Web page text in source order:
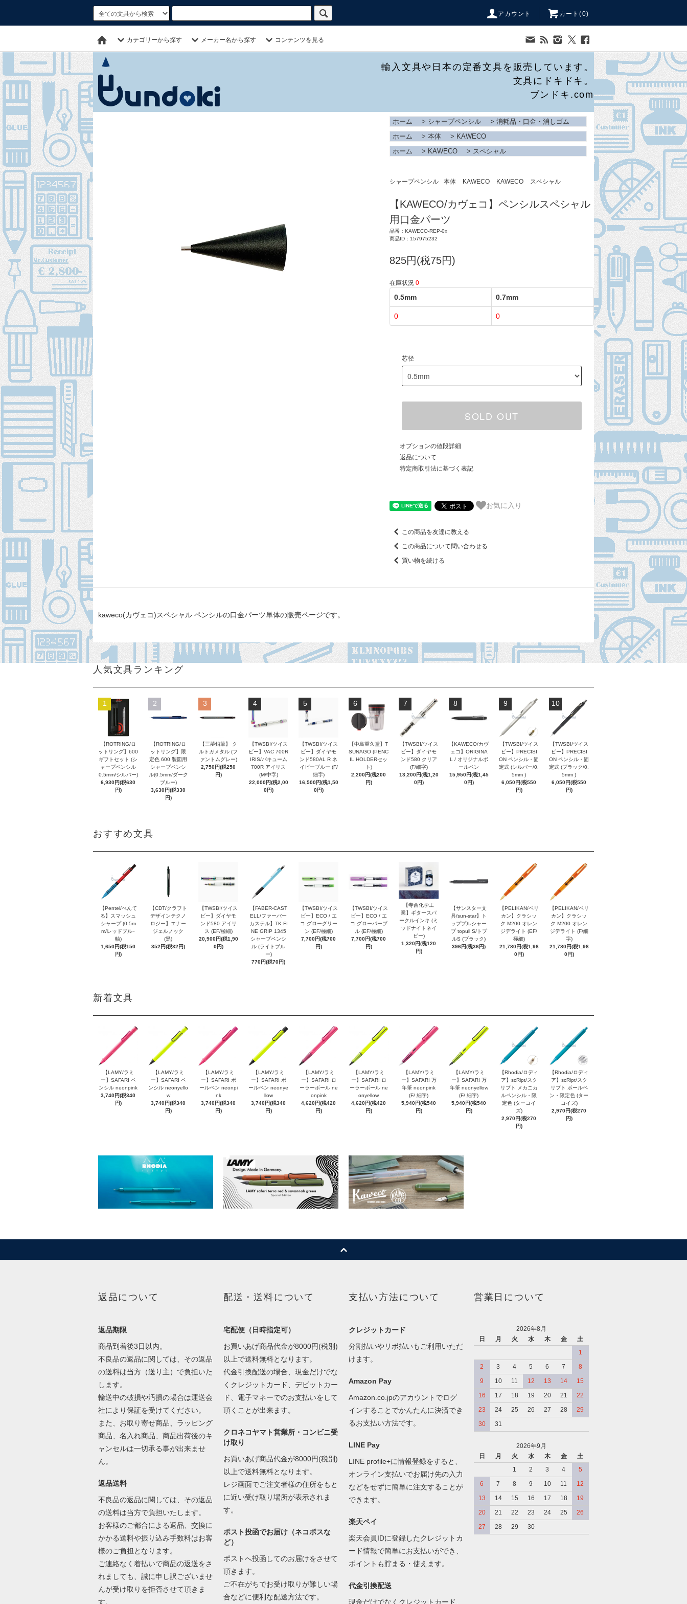
アカウント カート(0)
カテゴリーから探す メーカー名から探す コンテンツを見る
輸入文具や日本の定番文具を販売しています。
文具にドキドキ。
ブンドキ.com
ホーム > シャープペンシル > 消耗品・口金・消しゴム
ホーム
> 本体 > KAWECO
ホーム
> KAWECO > スペシャル
シャープペンシル 本体 KAWECO KAWECO スペシャル
【KAWECO/カヴェコ】ペンシルスペシャル
用口金パーツ
品番：KAWECO-REP-0x
商品ID：157975232
825円(税75円)
在庫状況 0
0.5mm 0.7mm
0 0
芯径
SOLD OUT
オプションの値段詳細
返品について
特定商取引法に基づく表記
お気に入り
この商品を友達に教える
この商品について問い合わせる
買い物を続ける
kaweco(カヴェコ)スペシャル ペンシルの口金パーツ単体の販売ページです。
人気文具ランキング
1
【ROTRING/ロ
ットリング】600
ギフトセット (シ
ャープペンシル
0.5mm/シルバー)
6,930円(税630
円)
2
【ROTRING/ロ
ットリング】限
定色 600 製図用
シャープペンシ
ル(0.5mm/ダーク
ブルー)
3,630円(税330
円)
3
【三菱鉛筆】 ク
ルトガメタル (フ
ァントムグレー)
2,750円(税250
円)
4
【TWSBI/ツイス
ビー】VAC 700R
IRIS/バキューム
700R アイリス
(M/中字)
22,000円(税2,00
0円)
5
【TWSBI/ツイス
ビー】ダイヤモ
ンド580AL R ネ
イビーブルー (F/
細字)
16,500円(税1,50
0円)
6
【中島重久堂】T
SUNAGO (PENC
IL HOLDERセッ
ト)
2,200円(税200
円)
7
【TWSBI/ツイス
ビー】ダイヤモ
ンド580 クリア
(F/細字)
13,200円(税1,20
0円)
8
【KAWECO/カヴ
ェコ】ORIGINA
L / オリジナルボ
ールペン
15,950円(税1,45
0円)
9
【TWSBI/ツイス
ビー】PRECISI
ON ペンシル・固
定式 (シルバー/0.
5mm )
6,050円(税550
円)
10
【TWSBI/ツイス
ビー】PRECISI
ON ペンシル・固
定式 (ブラック/0.
5mm )
6,050円(税550
円)
おすすめ文具
【Pentel/ぺんて
る】スマッシュ
シャープ (0.5m
m/レッドブルｰ
軸)
1,650円(税150
円)
【CDT/クラフト
デザインテクノ
ロジー】エナー
ジェルノック
(黒)
352円(税32円)
【TWSBI/ツイス
ビー】ダイヤモ
ンド580 アイリ
ス (EF/極細)
20,900円(税1,90
0円)
【FABER-CAST
ELL/ファーバー
カステル】TK-FI
NE GRIP 1345
シャープペンシ
ル (ライトブル
ー)
770円(税70円)
【TWSBI/ツイス
ビー】ECO / エ
コ グローグリー
ン (EF/極細)
7,700円(税700
円)
【TWSBI/ツイス
ビー】ECO / エ
コ グローパープ
ル (EF/極細)
7,700円(税700
円)
【寺西化学工
業】ギタースパ
ークルインキ (ミ
ッドナイトネイ
ビー)
1,320円(税120
円)
【サンスター文
具/sun-star】ト
ッププルシャー
プ topull S/トプ
ルS (ブラック)
396円(税36円)
【PELIKAN/ペリ
カン】クラシッ
ク M200 オレン
ジデライト (EF/
極細)
21,780円(税1,98
0円)
【PELIKAN/ペリ
カン】クラシッ
ク M200 オレン
ジデライト (F/細
字)
21,780円(税1,98
0円)
新着文具
【LAMY/ラミ
ー】SAFARI ペ
ンシル neonpink
3,740円(税340
円)
【LAMY/ラミ
ー】SAFARI ペ
ンシル neonyello
w
3,740円(税340
円)
【LAMY/ラミ
ー】SAFARI ボ
ールペン neonpi
nk
3,740円(税340
円)
【LAMY/ラミ
ー】SAFARI ボ
ールペン neonye
llow
3,740円(税340
円)
【LAMY/ラミ
ー】SAFARI ロ
ーラーボール ne
onpink
4,620円(税420
円)
【LAMY/ラミ
ー】SAFARI ロ
ーラーボール ne
onyellow
4,620円(税420
円)
【LAMY/ラミ
ー】SAFARI 万
年筆 neonpink
(F/ 細字)
5,940円(税540
円)
【LAMY/ラミ
ー】SAFARI 万
年筆 neonyellow
(F/ 細字)
5,940円(税540
円)
【Rhodia/ロディ
ア】scRipt/スク
リプト メカニカ
ルペンシル・限
定色 (ターコイ
ズ)
2,970円(税270
円)
【Rhodia/ロディ
ア】scRipt/スク
リプト ボールペ
ン・限定色 (ター
コイズ)
2,970円(税270
円)
返品について
返品期限
商品到着後3日以内。
不良品の返品に関しては、その返品
の送料は当方（送り主）で負担いた
します。
輸送中の破損や汚損の場合は運送会
社により保証を受けてください。
また、お取り寄せ商品、ラッピング
商品、名入れ商品、商品出荷後のキ
ャンセルは一切承る事が出来ませ
ん。
返品送料
不良品の返品に関しては、その返品
の送料は当方で負担いたします。
お客様のご都合による返品、交換に
かかる送料や振り込み手数料はお客
様のご負担となります。
ご連絡なく着払いで商品の返送をさ
れましても、誠に申し訳ございませ
んが受け取りを拒否させて頂きま
す。
配送・送料について
宅配便（日時指定可）
お買いあげ商品代金が8000円(税別)
以上で送料無料となります。
代金引換配送の場合、現金だけでな
くクレジットカード、デビットカー
ド、電子マネーでのお支払いをして
頂くことが出来ます。
クロネコヤマト営業所・コンビニ受
け取り
お買いあげ商品代金が8000円(税別)
以上で送料無料となります。
レジ画面でご注文者様の住所をもと
に近い受け取り場所が表示されま
す。
ポスト投函でお届け（ネコポスな
ど）
ポストへ投函してのお届けをさせて
頂きます。
ご不在がちでお受け取りが難しい場
合などに便利な配送方法です。
支払い方法について
クレジットカード
分割払いやリボ払いもご利用いただ
けます。
Amazon Pay
Amazon.co.jpのアカウントでログ
インすることでかんたんに決済でき
るお支払い方法です。
LINE Pay
LINE profile+に情報登録をすると、
オンライン支払いでお届け先の入力
などをせずに簡単に注文することが
できます。
楽天ペイ
楽天会員IDに登録したクレジットカ
ード情報で簡単にお支払いができ、
ポイントも貯まる・使えます。
代金引換配送
現金だけでなくクレジットカード、
営業日について
2026年8月
日
月 火 水 木 金
土
1
2
3 4 5 6 7
8
9
10 11 12 13 14
15
16
17 18 19 20 21
22
23
24 25 26 27 28
29
30
31
2026年9月
日
月 火 水 木 金
土
1
2 3 4
5
6
7 8 9 10 11
12
13
14 15 16 17 18
19
20
21 22 23 24 25
26
27
28 29 30